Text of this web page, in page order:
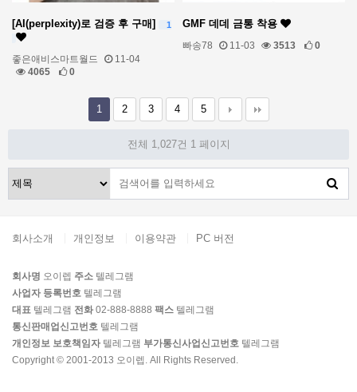
[AI(perplexity)로 검증 후 구매] 1
좋은애비스마트월드
11-04
4065
0
GMF 데데 금통 착용
빠송78 11-03 3513 0
1 2 3 4 5
전체 1,027건 1 페이지
회사소개 개인정보 이용약관 PC 버전
회사명 오이렙 주소 텔레그램
사업자 등록번호 텔레그램
대표 텔레그램 전화 02-888-8888 팩스 텔레그램
통신판매업신고번호 텔레그램
개인정보 보호책임자 텔레그램 부가통신사업신고번호 텔레그램
Copyright © 2001-2013 오이렙. All Rights Reserved.